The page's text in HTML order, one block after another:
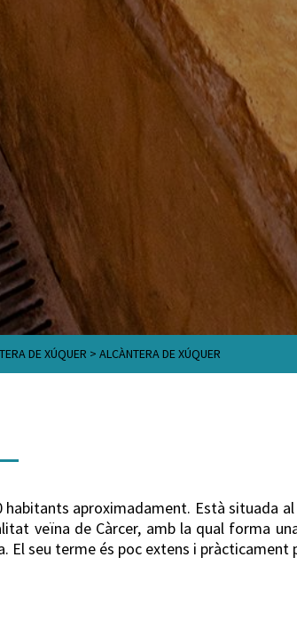
DE XÚQUER >ALCÀNTERA DE XÚQUER
aproximadament. Està situada
veïna de Càrcer, amb la qual forma
El seu terme és poc extens i pràcticament